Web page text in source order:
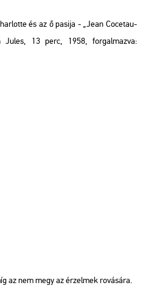
és az ő pasija - „Jean Cocetau-
Jules, 13 perc, 1958, forgalmazva:
az nem megy az érzelmek rovására.